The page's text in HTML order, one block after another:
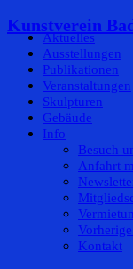
Kunstverein
Aktuelles
Ausstellungen
Publikationen
Veranstaltungen
Skulpturen
Gebäude
Info
Besuch
Anfahrt
Kontakt